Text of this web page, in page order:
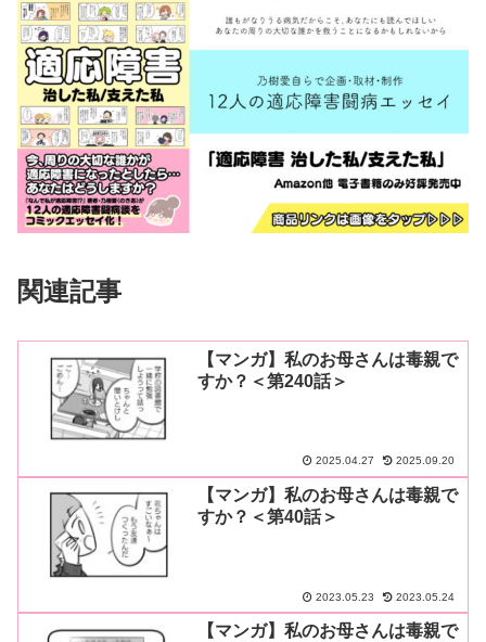
関連記事
【マンガ】私のお母さんは毒親で
すか？＜第240話＞
2025.04.27 2025.09.20
【マンガ】私のお母さんは毒親で
すか？＜第40話＞
2023.05.23 2023.05.24
【マンガ】私のお母さんは毒親で